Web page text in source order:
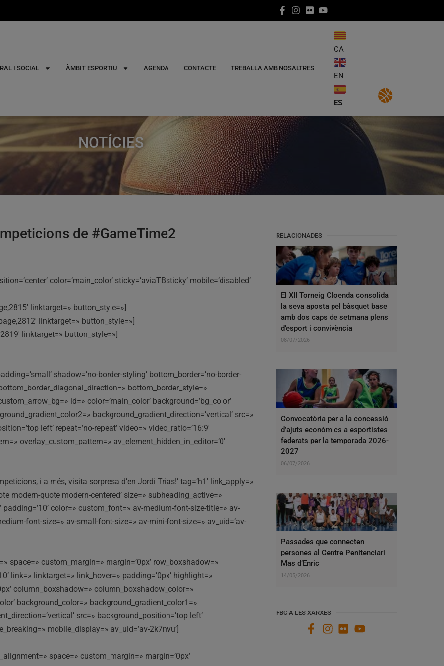
I SOCIAL ÀMBIT ESPORTIU AGENDA CONTACTE TREBALLA AMB NOSALTRES
CA
EN
ES
NOTÍCIES
de #GameTime2
color=’main_color’ sticky=’aviaTBsticky’ mobile=’disabled’
linktarget=» button_style=»]
linktarget=» button_style=»]
linktarget=» button_style=»]
shadow=’no-border-styling’ bottom_border=’no-border-
bottom_border_style=»
id=» color=’main_color’ background=’bg_color’
background_gradient_direction=’vertical’ src=»
left’ repeat=’no-repeat’ video=» video_ratio=’16:9′
overlay_custom_pattern=» av_element_hidden_in_editor=’0′
i a més, visita sorpresa d’en Jordi Trias!’ tag=’h1′ link_apply=»
modern-quote modern-centered’ size=» subheading_active=»
padding=’10’ color=» custom_font=» av-medium-font-size-title=» av-
font-size=» av-small-font-size=» av-mini-font-size=» av_uid=’av-
space=» custom_margin=» margin=’0px’ row_boxshadow=»
link=» linktarget=» link_hover=» padding=’0px’ highlight=»
column_boxshadow=» column_boxshadow_color=»
background_color=» background_gradient_color1=»
src=» background_position=’top left’
mobile_display=» av_uid=’av-2k7nvu’]
space=» custom_margin=» margin=’0px’
RELACIONADES
El XII Torneig Cloenda consolida
la seva aposta pel bàsquet base
amb dos caps de setmana plens
d’esport i convivència
08/07/2026
Convocatòria per a la concessió
d’ajuts econòmics a esportistes
federats per la temporada 2026-
2027
06/07/2026
Passades que connecten
persones al Centre Penitenciari
Mas d’Enric
14/05/2026
FBC A LES XARXES